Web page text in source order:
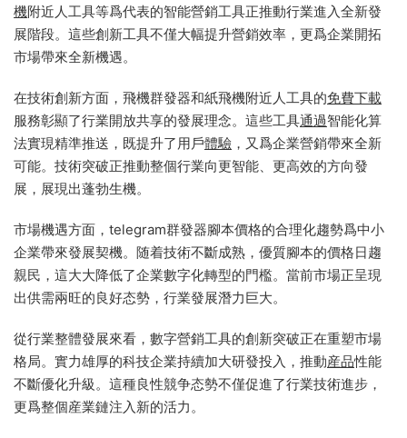
機附近人工具等爲代表的智能營銷工具正推動行業進入全新發
展階段。這些創新工具不僅大幅提升營銷效率，更爲企業開拓
市場帶來全新機遇。
在技術創新方面，飛機群發器和紙飛機附近人工具的免費下載
服務彰顯了行業開放共享的發展理念。這些工具通過智能化算
法實現精準推送，既提升了用戶體驗 ，又爲企業營銷帶來全新
可能。技術突破正推動整個行業向更智能、更高效的方向發
展，展現出蓬勃生機。
市場機遇方面，telegram群發器腳本價格的合理化趨勢爲中小
企業帶來發展契機。随着技術不斷成熟，優質腳本的價格日趨
親民，這大大降低了企業數字化轉型的門檻。當前市場正呈現
出供需兩旺的良好态勢，行業發展潛力巨大。
從行業整體發展來看，數字營銷工具的創新突破正在重塑市場
格局。實力雄厚的科技企業持續加大研發投入，推動産品性能
不斷優化升級。這種良性競争态勢不僅促進了行業技術進步，
更爲整個産業鏈注入新的活力。